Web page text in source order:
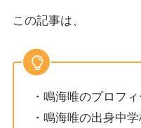
この記事は、
・鳴海唯のプロフ
・鳴海唯の出身中